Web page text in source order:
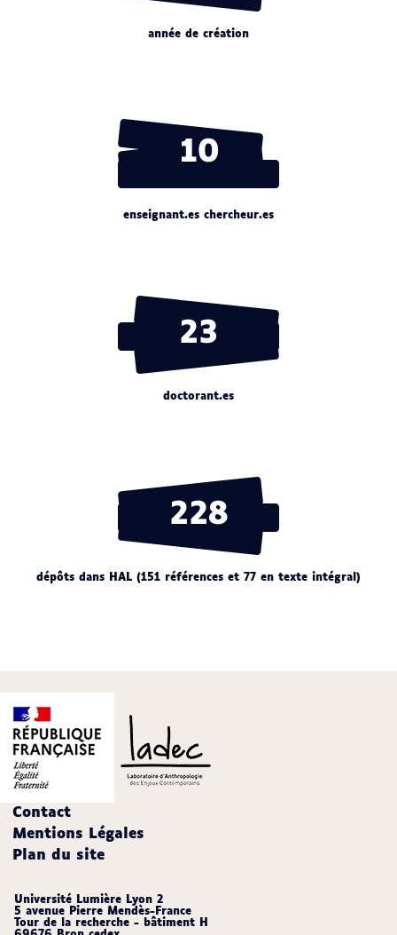
année de création
10
enseignant.es chercheur.es
23
doctorant.es
228
dépôts dans HAL (151 références et 77 en texte intégral)
Contact
Mentions Légales
Plan du site
Université Lumière Lyon 2
5 avenue Pierre Mendès-France
Tour de la recherche - bâtiment H